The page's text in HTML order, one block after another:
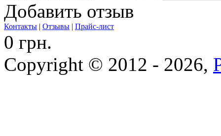
Добавить отзыв
Контакты | Отзывы | Прайс-лист
0 грн.
Copyright © 2012 - 2026,